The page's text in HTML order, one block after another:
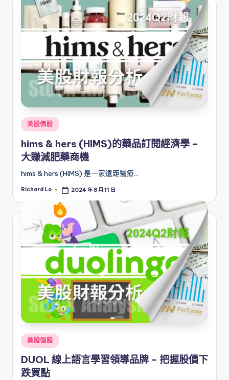
Posted
in
美股個股
hims & hers (HIMS)的藥品訂閱經濟學 –
大賺減肥藥商機
hims & hers (HIMS) 是一家遠距醫療…
Posted
Richard Lo 2024 年 8 月 11 日
Posted
in
美股個股
DUOL 線上語言學習領導品牌 – 把握股價下
跌買點